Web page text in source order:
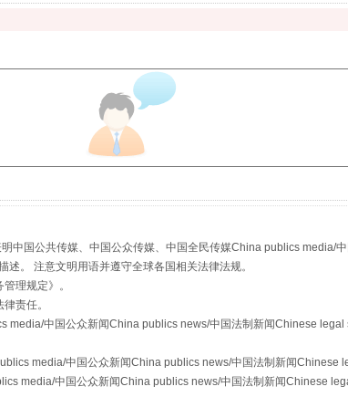
生物安全法正式实施
中国公共传媒、中国公众传媒、中国全民传媒China publics media/
。 注意文明用语并遵守全球各国相关法律法规。
管理规定》。
责任。
media/中国公众新闻China publics news/中国法制新闻Chinese
media/中国公众新闻China publics news/中国法制新闻Chinese
media/中国公众新闻China publics news/中国法制新闻Chinese